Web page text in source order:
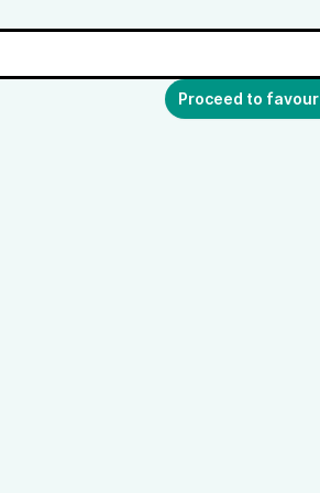
Proceed to